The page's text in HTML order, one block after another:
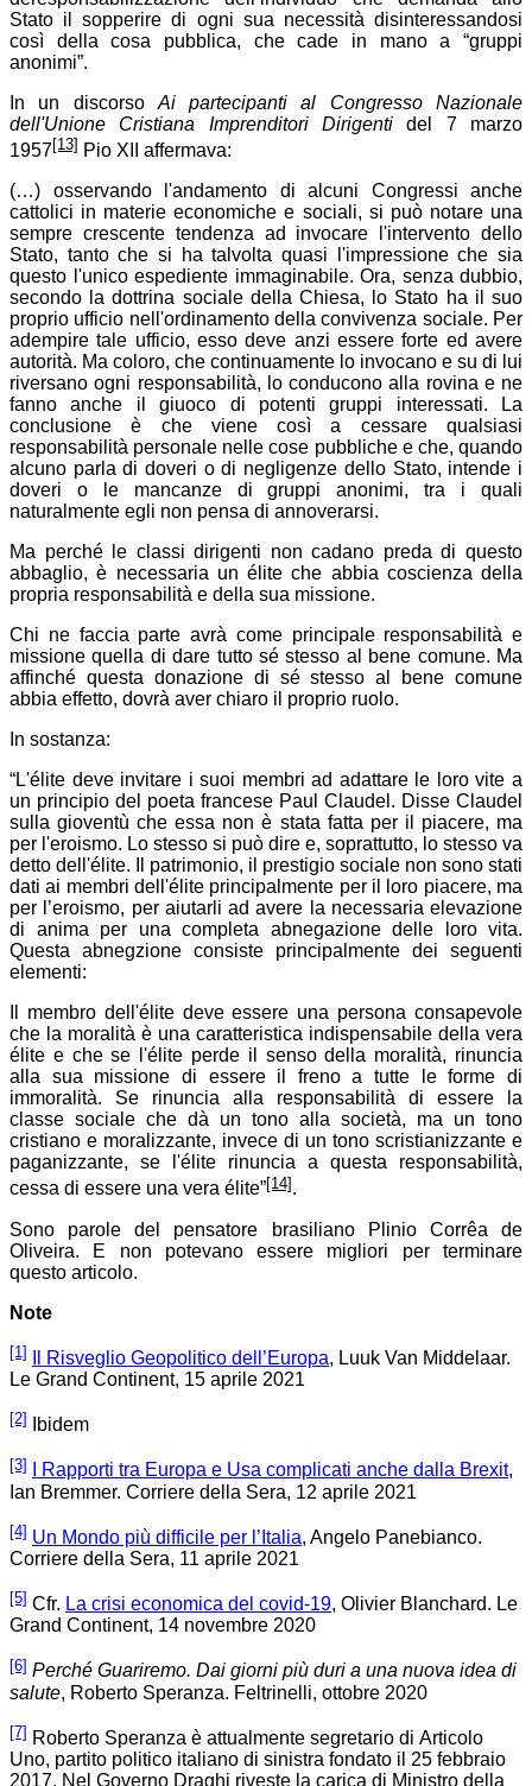
Stato il sopperire di ogni sua necessità disinteressandosi
così della cosa pubblica, che cade in mano a “gruppi
anonimi”.
In un discorso Ai partecipanti al Congresso Nazionale
dell'Unione Cristiana Imprenditori Dirigentidel 7 marzo
1957[13] Pio XII affermava:
(…) osservando l'andamento di alcuni Congressi anche
cattolici in materie economiche e sociali, si può notare una
sempre crescente tendenza ad invocare l'intervento dello
Stato, tanto che si ha talvolta quasi l'impressione che sia
questo l'unico espediente immaginabile. Ora, senza dubbio,
secondo la dottrina sociale della Chiesa, lo Stato ha il suo
proprio ufficio nell'ordinamento della convivenza sociale. Per
adempire tale ufficio, esso deve anzi essere forte ed avere
autorità. Ma coloro, che continuamente lo invocano e su di lui
riversano ogni responsabilità, lo conducono alla rovina e ne
fanno anche il giuoco di potenti gruppi interessati. La
conclusione è che viene così a cessare qualsiasi
responsabilità personale nelle cose pubbliche e che, quando
alcuno parla di doveri o di negligenze dello Stato, intende i
doveri o le mancanze di gruppi anonimi, tra i quali
naturalmente egli non pensa di annoverarsi.
Ma perché le classi dirigenti non cadano preda di questo
abbaglio, è necessaria un élite che abbia coscienza della
propria responsabilità e della sua missione.
Chi ne faccia parte avrà come principale responsabilità e
missione quella di dare tutto sé stesso al bene comune. Ma
affinché questa donazione di sé stesso al bene comune
abbia effetto, dovrà aver chiaro il proprio ruolo.
In sostanza:
“L'élite deve invitare i suoi membri ad adattare le loro vite a
un principio del poeta francese Paul Claudel. Disse Claudel
sulla gioventù che essa non è stata fatta per il piacere, ma
per l'eroismo. Lo stesso si può dire e, soprattutto, lo stesso va
detto dell'élite. Il patrimonio, il prestigio sociale non sono stati
dati ai membri dell'élite principalmente per il loro piacere, ma
per l’eroismo, per aiutarli ad avere la necessaria elevazione
di anima per una completa abnegazione delle loro vita.
Questa abnegzione consiste principalmente dei seguenti
elementi:
Il membro dell'élite deve essere una persona consapevole
che la moralità è una caratteristica indispensabile della vera
élite e che se l'élite perde il senso della moralità, rinuncia
alla sua missione di essere il freno a tutte le forme di
immoralità. Se rinuncia alla responsabilità di essere la
classe sociale che dà un tono alla società, ma un tono
cristiano e moralizzante, invece di un tono scristianizzante e
paganizzante, se l'élite rinuncia a questa responsabilità,
cessa di essere una vera élite”[14].
Sono parole del pensatore brasiliano Plinio Corrêa de
Oliveira. E non potevano essere migliori per terminare
questo articolo.
Note
[1] Il Risveglio Geopolitico dell’Europa, Luuk Van Middelaar.
Le Grand Continent, 15 aprile 2021
[2] Ibidem
[3] I Rapporti tra Europa e Usa complicati anche dalla Brexit,
Ian Bremmer. Corriere della Sera, 12 aprile 2021
[4] Un Mondo più difficile per l’Italia, Angelo Panebianco.
Corriere della Sera, 11 aprile 2021
[5] Cfr. La crisi economica del covid-19, Olivier Blanchard. Le
Grand Continent, 14 novembre 2020
[6] Perché Guariremo. Dai giorni più duri a una nuova idea di
salute, Roberto Speranza. Feltrinelli, ottobre 2020
[7] Roberto Speranza è attualmente segretario di Articolo
Uno, partito politico italiano di sinistra fondato il 25 febbraio
2017. Nel Governo Draghi riveste la carica di Ministro della